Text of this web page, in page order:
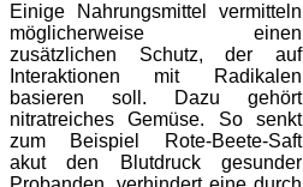
Einige Nahrungsmittel vermitteln
möglicherweise einen
zusätzlichen Schutz, der auf
Interaktionen mit Radikalen
basieren soll. Dazu gehört
nitratreiches Gemüse. So senkt
zum Beispiel Rote-Beete-Saft
akut den Blutdruck gesunder